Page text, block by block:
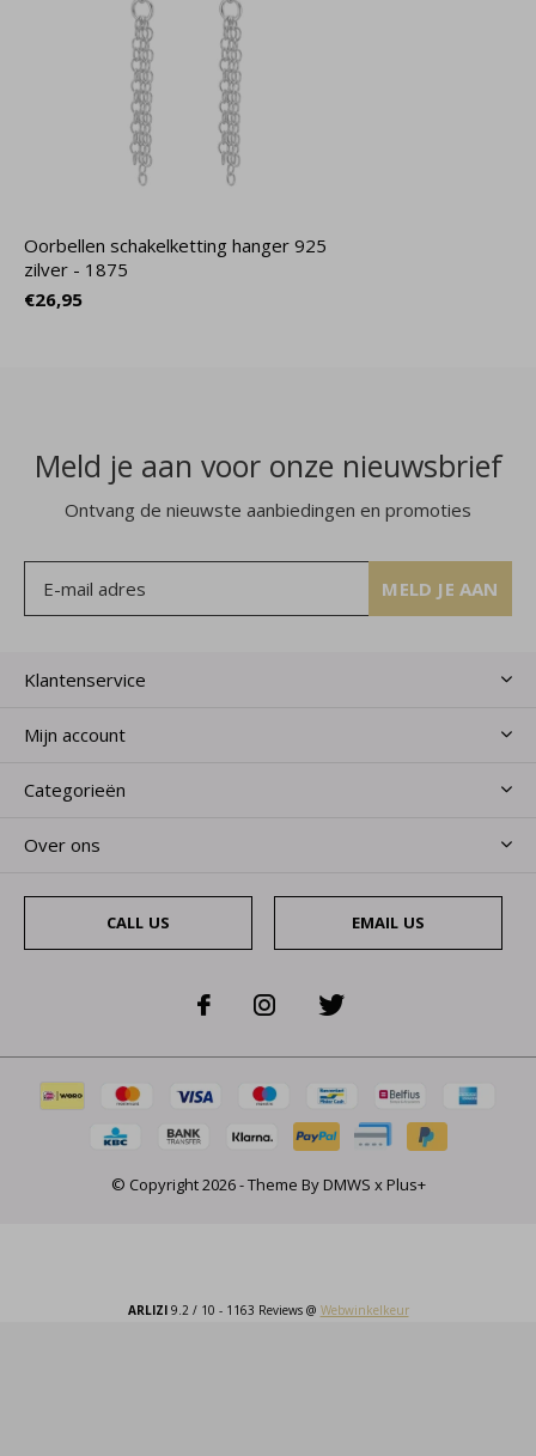
Oorbellen schakelketting hanger 925
zilver - 1875
€26,95
Meld je aan voor onze nieuwsbrief
Ontvang de nieuwste aanbiedingen en promoties
MELD JE AAN
Klantenservice
Mijn account
Categorieën
Over ons
CALL US EMAIL US
© Copyright2026- Theme ByDMWS xPlus+
ARLIZI9.2/ 10 - 1163 Reviews @ Webwinkelkeur